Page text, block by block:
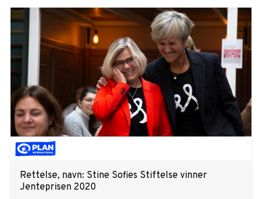
Rettelse, navn: Stine Sofies Stiftelse vinner
Jenteprisen 2020